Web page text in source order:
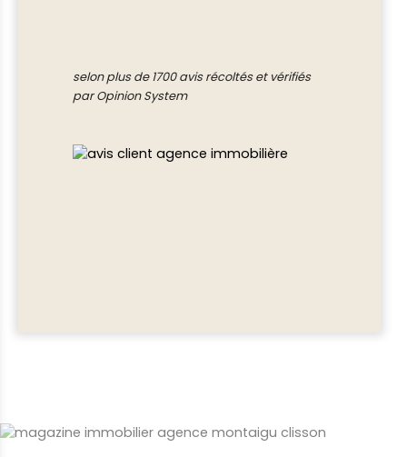
selon plus de 1700 avis récoltés et vérifiés
par Opinion System